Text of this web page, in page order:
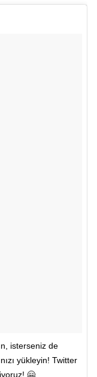
isterseniz de
yükleyin! Twitter
🤗